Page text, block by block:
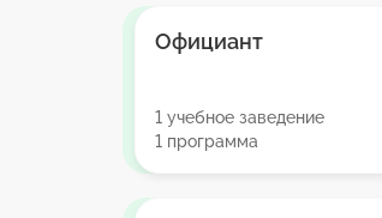
Официант
1 учебное заведение
1 программа